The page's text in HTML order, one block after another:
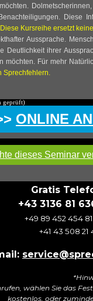
Diese
Diese Kursreihe ersetzt
Aussprache.
Deutlichkeit ihrer
möchten. Für mehr
Sprechfehlern.
geprüft)
ONLINE
dieses Seminar
Gratis
+43 3136 81
+49 89 452 454
+41 43 508
wählen Sie das
kostenlos, oder